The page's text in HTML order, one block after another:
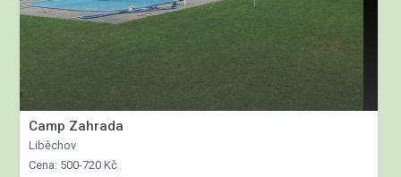
Camp Zahrada
Liběchov
Cena: 500-720 Kč